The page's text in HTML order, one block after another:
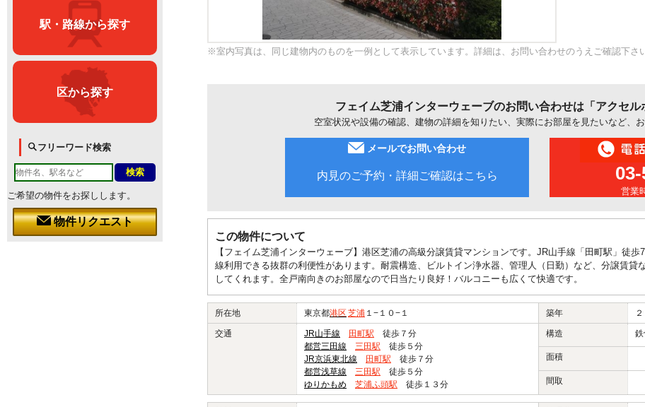
※室内写真は、同じ建物内のものを一例として表示しています。詳細は、お問い合わせのうえご確認下さい
フェイム芝浦インターウェーブのお問い合わせは「アクセ
空室状況や設備の確認、建物の詳細を知りたい、実際にお部屋を見たいなど、
メールでお問い合わせ
内見のご予約・詳細ご確認はこちら
営業
この物件について
【フェイム芝浦インターウェーブ】港区芝浦の高級分譲賃貸マンションです。JR山手線「田町駅」徒
線利用できる抜群の利便性があります。耐震構造、ビルトイン浄水器、管理人（日勤）など、分譲賃貸
してくれます。全戸南向きのお部屋なので日当たり良好！バルコニーも広くて快適です。
所在地 東京都港区 芝浦 １−１０−１ 築年
交通 JR山手線 田町駅 徒歩７分
都営三田線
三田駅 徒歩５分
JR京浜東北線
田町駅 徒歩７分
都営浅草線
三田駅 徒歩５分
ゆりかもめ
芝浦ふ頭駅 徒歩１３分
構造
面積
間取
駅・路線から探す
区から探す
フリーワード検索
ご希望の物件をお探しします。
物件リクエスト